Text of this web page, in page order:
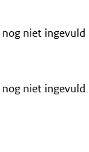
niet ingevuld
niet ingevuld